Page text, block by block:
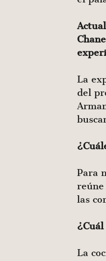
La
del
Para
reúne
las
La